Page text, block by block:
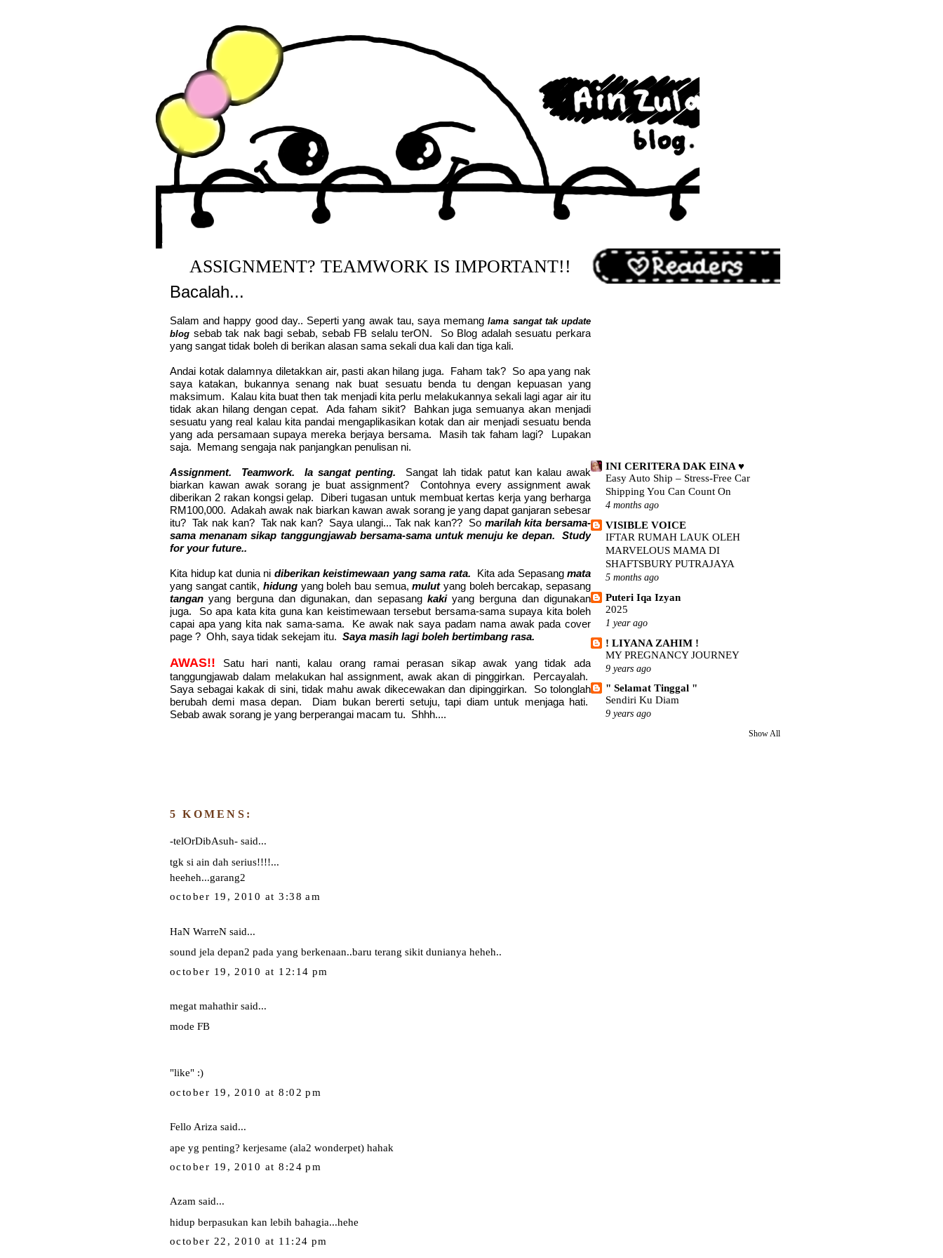
ASSIGNMENT? TEAMWORK IS IMPORTANT!!
Bacalah...
Salam and happy good day.. Seperti yang awak tau, saya memanglama sangat tak update
blog sebab tak nak bagi sebab, sebab FB selalu terON. So Blog adalah sesuatu perkara
yang sangat tidak boleh di berikan alasan sama sekali dua kali dan tiga kali.
Andai kotak dalamnya diletakkan air, pasti akan hilang juga. Faham tak? So apa yang nak
saya katakan, bukannya senang nak buat sesuatu benda tu dengan kepuasan yang
maksimum. Kalau kita buat then tak menjadi kita perlu melakukannya sekali lagi agar air itu
tidak akan hilang dengan cepat. Ada faham sikit? Bahkan juga semuanya akan menjadi
sesuatu yang real kalau kita pandai mengaplikasikan kotak dan air menjadi sesuatu benda
yang ada persamaan supaya mereka berjaya bersama. Masih tak faham lagi? Lupakan
saja. Memang sengaja nak panjangkan penulisan ni.
Assignment. Teamwork. Ia sangat penting.
Sangat lah tidak patut kan kalau awak
biarkan kawan awak sorang je buat assignment? Contohnya every assignment awak
diberikan 2 rakan kongsi gelap. Diberi tugasan untuk membuat kertas kerja yang berharga
RM100,000. Adakah awak nak biarkan kawan awak sorang je yang dapat ganjaran sebesar
itu? Tak nak kan? Tak nak kan? Saya ulangi... Tak nak kan?? So marilah kita bersama-
sama menanam sikap tanggungjawab bersama-sama untuk menuju ke depan. Study
for your future..
Kita hidup kat dunia ni diberikan keistimewaan yang sama rata. Kita ada Sepasang mata
yang sangat cantik, hidung yang boleh bau semua,mulutyang boleh bercakap, sepasang
tangan yang berguna dan digunakan, dan sepasang kakiyang berguna dan digunakan
juga. So apa kata kita guna kan keistimewaan tersebut bersama-sama supaya kita boleh
capai apa yang kita nak sama-sama. Ke awak nak saya padam nama awak pada cover
page ? Ohh, saya tidak sekejam itu. Saya masih lagi boleh bertimbang rasa.
AWAS!! Satu hari nanti, kalau orang ramai perasan sikap awak yang tidak ada
tanggungjawab dalam melakukan hal assignment, awak akan di pinggirkan. Percayalah.
Saya sebagai kakak di sini, tidak mahu awak dikecewakan dan dipinggirkan. So tolonglah
berubah demi masa depan. Diam bukan bererti setuju, tapi diam untuk menjaga hati.
Sebab awak sorang je yang berperangai macam tu. Shhh....
5 KOMENS:
-telOrDibAsuh- said...
tgk si ain dah serius!!!!...
heeheh...garang2
october 19, 2010 at 3:38 am
HaN WarreN said...
sound jela depan2 pada yang berkenaan..baru terang sikit dunianya heheh..
october 19, 2010 at 12:14 pm
megat mahathir said...
mode FB
"like" :)
october 19, 2010 at 8:02 pm
Fello Ariza said...
ape yg penting? kerjesame (ala2 wonderpet) hahak
october 19, 2010 at 8:24 pm
Azam said...
hidup berpasukan kan lebih bahagia...hehe
october 22, 2010 at 11:24 pm
INI CERITERA DAK EINA ♥
Easy Auto Ship – Stress-Free Car
Shipping You Can Count On
4 months ago
VISIBLE VOICE
IFTAR RUMAH LAUK OLEH
MARVELOUS MAMA DI
SHAFTSBURY PUTRAJAYA
5 months ago
Puteri Iqa Izyan
2025
1 year ago
! LIYANA ZAHIM !
MY PREGNANCY JOURNEY
9 years ago
" Selamat Tinggal "
Sendiri Ku Diam
9 years ago
Show All